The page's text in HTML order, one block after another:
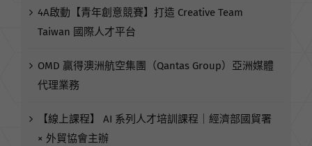
4A啟動【青年創意競賽】打造 Creative Team
Taiwan 國際人才平台
OMD 贏得澳洲航空集團（Qantas Group）亞洲媒體
代理業務
【線上課程】 AI 系列人才培訓課程｜經濟部國貿署
× 外貿協會主辦